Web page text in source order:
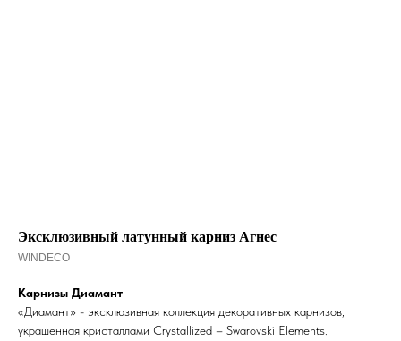
Эксклюзивный латунный карниз Агнес
WINDECO
Карнизы Диамант
«Диамант» - эксклюзивная коллекция декоративных карнизов,
украшенная кристаллами Crystallized – Swarovski Elements.